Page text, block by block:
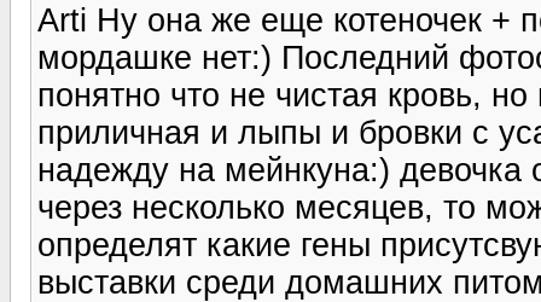
Arti Ну она же еще котеночек +
мордашке нет:) Последний
понятно что не чистая кровь,
приличная и лыпы и бровки с
надежду на мейнкуна:)
через несколько месяцев, то
определят какие гены
выставки среди домашних